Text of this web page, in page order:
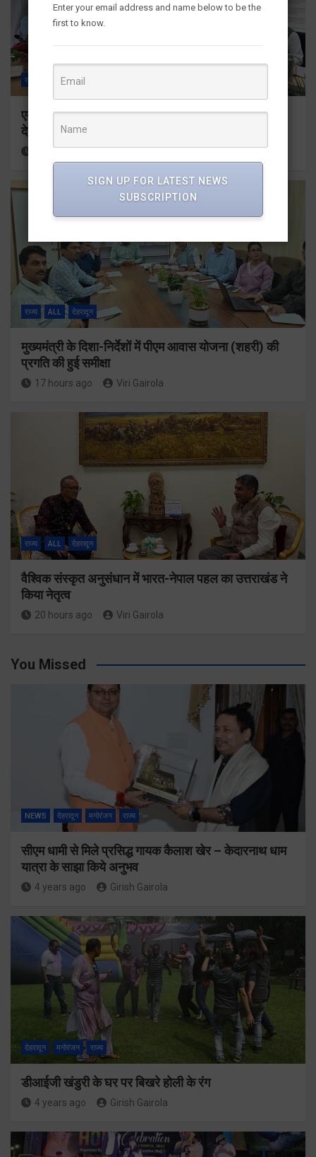
राज्य देहरादून
एमडीडीए बोर्ड बैठक में 25 विकास प्रस्तावों को मिली मंजूरी,
देहरादून-मसूरी के नियोजित विकास को मिलेगी रफ्तार
17 hours ago Viri Gairola
राज्य ALL देहरादून
मुख्यमंत्री के दिशा-निर्देशों में पीएम आवास योजना (शहरी) की
प्रगति की हुई समीक्षा
17 hours ago Viri Gairola
राज्य ALL देहरादून
वैश्विक संस्कृत अनुसंधान में भारत-नेपाल पहल का उत्तराखंड ने
किया नेतृत्व
20 hours ago Viri Gairola
You Missed
NEWS देहरादून मनोरंजन राज्य
सीएम धामी से मिले प्रसिद्ध गायक कैलाश खेर – केदारनाथ धाम
यात्रा के साझा किये अनुभव
4 years ago Girish Gairola
देहरादून मनोरंजन राज्य
डीआईजी खंडुरी के घर पर बिखरे होली के रंग
4 years ago Girish Gairola
Enter your email address and name below to be the
first to know.
SIGN UP FOR LATEST NEWS
SUBSCRIPTION